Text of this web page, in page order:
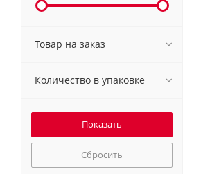
Товар на заказ
Количество в упаковке
Сбросить